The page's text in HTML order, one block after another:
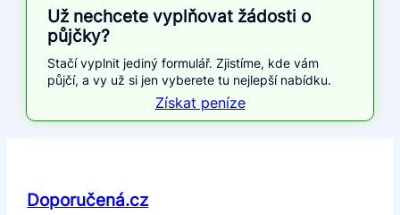
Už nechcete vyplňovat žádosti o
půjčky?
Stačí vyplnit jediný formulář. Zjistíme, kde vám
půjčí, a vy už si jen vyberete tu nejlepší nabídku.
Získat peníze
Doporučená.cz